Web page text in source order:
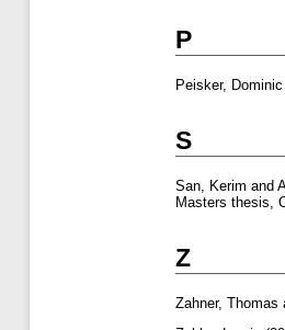
P
Peisker, Dominic
S
San, Kerim and
Masters thesis,
Z
Zahner, Thomas